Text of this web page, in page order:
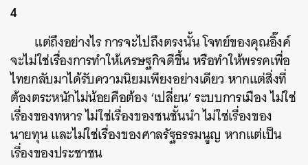
4
แต่ถึงอย่างไร การจะไปถึงตรงนั้น โจทย์ของคุณอิ๊งค์
จะไม่ใช่เรื่องการทำให้เศรษฐกิจดีขึ้น หรือทำให้พรรคเพื่อ
ไทยกลับมาได้รับความนิยมเพียงอย่างเดียว หากแต่สิ่งที่
ต้องตระหนักไม่น้อยคือต้อง ‘เปลี่ยน’ ระบบการเมือง ไม่ใช่
เรื่องของทหาร ไม่ใช่เรื่องของชนชั้นนำ ไม่ใช่เรื่องของ
นายทุน และไม่ใช่เรื่องของศาลรัฐธรรมนูญ หากแต่เป็น
เรื่องของประชาชน